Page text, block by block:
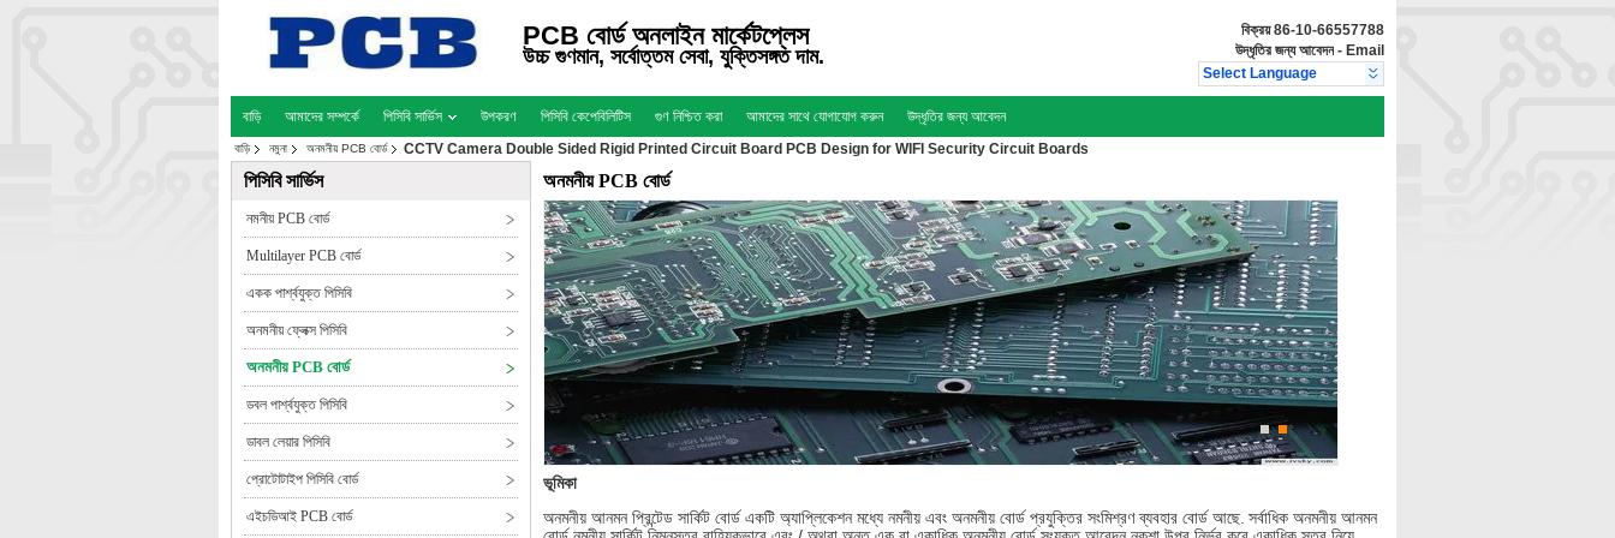
PCB বোর্ড অনলাইন মার্কেটপ্লেস
উচ্চ গুণমান, সর্বোত্তম সেবা, যুক্তিসঙ্গত দাম.
বিক্রয়86-10-66557788
উদ্ধৃতির জন্য আবেদন - Email
Select Language
বাড়ি আমাদের সম্পর্কে পিসিবি সার্ভিস উপকরণ পিসিবি কেপেবিলিটিস গুণ নিশ্চিত করা আমাদের সাথে যোগাযোগ করুন উদ্ধৃতির জন্য আবেদন
বাড়ি নমুনা অনমনীয় PCB বোর্ড CCTV Camera Double Sided Rigid Printed Circuit Board PCB Design for WIFI Security Circuit Boards
পিসিবি সার্ভিস
নমনীয় PCB বোর্ড
Multilayer PCB বোর্ড
একক পার্শ্বযুক্ত পিসিবি
অনমনীয় ফ্লেক্স পিসিবি
অনমনীয় PCB বোর্ড
ডবল পার্শ্বযুক্ত পিসিবি
ডাবল লেয়ার পিসিবি
প্রোটোটাইপ পিসিবি বোর্ড
এইচডিআই PCB বোর্ড
অনমনীয় PCB বোর্ড
ভূমিকা
অনমনীয় আনমন প্রিন্টেড সার্কিট বোর্ড একটি অ্যাপ্লিকেশন মধ্যে নমনীয় এবং অনমনীয় বোর্ড প্রযুক্তির সংমিশ্রণ ব্যবহার বোর্ড আছে. সর্বাধিক অনমনীয় আনমন